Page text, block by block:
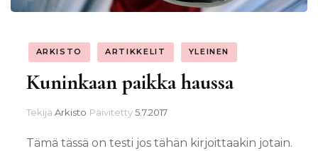
ARKISTO ARTIKKELIT YLEINEN
Kuninkaan paikka haussa
Tekijä Arkisto Päivitetty5.7.2017
Tämä tässä on testi jos tähän kirjoittaakin jotain.